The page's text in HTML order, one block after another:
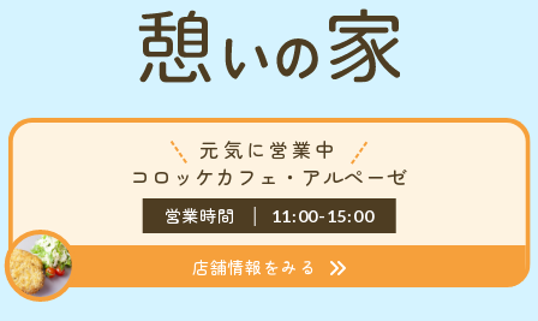
元気に営業中
コロッケカフェ・アルぺーゼ
営業時間 11:00-15:00
店舗情報をみる